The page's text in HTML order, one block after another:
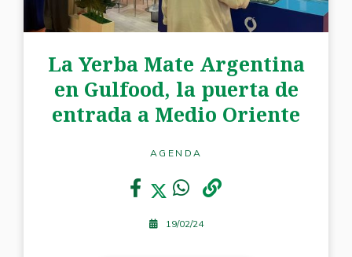
La Yerba Mate Argentina
en Gulfood, la puerta de
entrada a Medio Oriente
AGENDA
19/02/24